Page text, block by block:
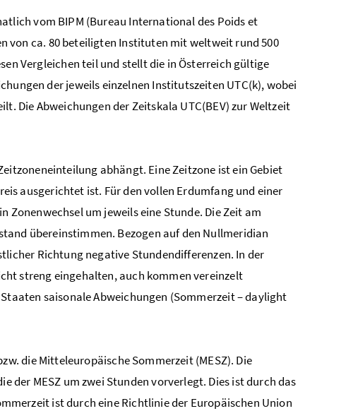
vom BIPM (Bureau International des Poids et
von ca. 80 beteiligten Instituten mit weltweit rund 500
Vergleichen teil und stellt die in Österreich gültige
der jeweils einzelnen Institutszeiten UTC(k), wobei
Die Abweichungen der Zeitskala UTC(BEV) zur Weltzeit
abhängt. Eine Zeitzone ist ein Gebiet
ausgerichtet ist. Für den vollen Erdumfang und einer
Zonenwechsel um jeweils eine Stunde. Die Zeit am
übereinstimmen. Bezogen auf den Nullmeridian
Richtung negative Stundendifferenzen. In der
streng eingehalten, auch kommen vereinzelt
saisonale Abweichungen (Sommerzeit – daylight
die Mitteleuropäische Sommerzeit (MESZ). Die
der MESZ um zwei Stunden vorverlegt. Dies ist durch das
ist durch eine Richtlinie der Europäischen Union